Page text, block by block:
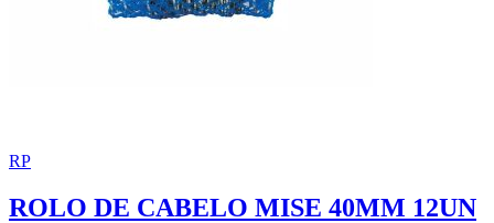
RP
ROLO DE CABELO MISE 40MM 12UN